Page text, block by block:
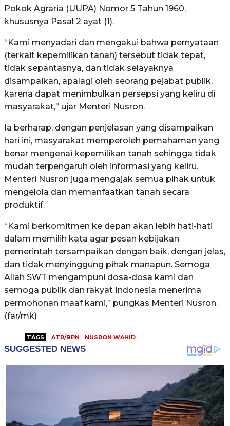
Pokok Agraria (UUPA) Nomor 5 Tahun 1960,
khususnya Pasal 2 ayat (1).
“Kami menyadari dan mengakui bahwa pernyataan
(terkait kepemilikan tanah) tersebut tidak tepat,
tidak sepantasnya, dan tidak selayaknya
disampaikan, apalagi oleh seorang pejabat publik,
karena dapat menimbulkan persepsi yang keliru di
masyarakat,” ujar Menteri Nusron.
Ia berharap, dengan penjelasan yang disampaikan
hari ini, masyarakat memperoleh pemahaman yang
benar mengenai kepemilikan tanah sehingga tidak
mudah terpengaruh oleh informasi yang keliru.
Menteri Nusron juga mengajak semua pihak untuk
mengelola dan memanfaatkan tanah secara
produktif.
“Kami berkomitmen ke depan akan lebih hati-hati
dalam memilih kata agar pesan kebijakan
pemerintah tersampaikan dengan baik, dengan jelas,
dan tidak menyinggung pihak manapun. Semoga
Allah SWT mengampuni dosa-dosa kami dan
semoga publik dan rakyat Indonesia menerima
permohonan maaf kami,” pungkas Menteri Nusron.
(far/mk)
TAGS ATR/BPN NUSRON WAHID